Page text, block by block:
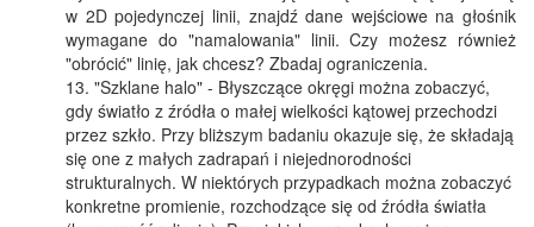
w 2D pojedynczej linii, znajdź dane wejściowe na głośnik
wymagane do "namalowania" linii. Czy możesz również
"obrócić" linię, jak chcesz? Zbadaj ograniczenia.
"Szklane halo" - Błyszczące okręgi można zobaczyć,
gdy światło z źródła o małej wielkości kątowej przechodzi
przez szkło. Przy bliższym badaniu okazuje się, że składają
się one z małych zadrapań i niejednorodności
strukturalnych. W niektórych przypadkach można zobaczyć
konkretne promienie, rozchodzące się od źródła światła